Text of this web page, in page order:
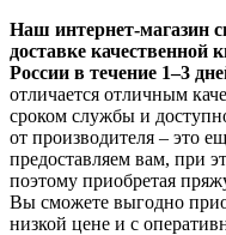
Наш интернет-магазин
доставке качественной
России в течение 1–3
отличается отличным
сроком службы и
от производителя – это
предоставляем вам, при
поэтому приобретая
Вы сможете выгодно
низкой цене и с